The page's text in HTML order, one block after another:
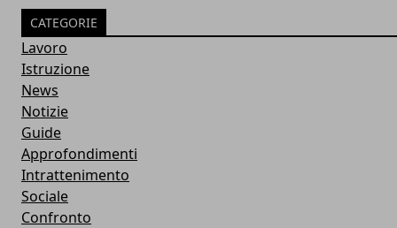
CATEGORIE
Lavoro
Istruzione
News
Notizie
Guide
Approfondimenti
Intrattenimento
Sociale
Confronto